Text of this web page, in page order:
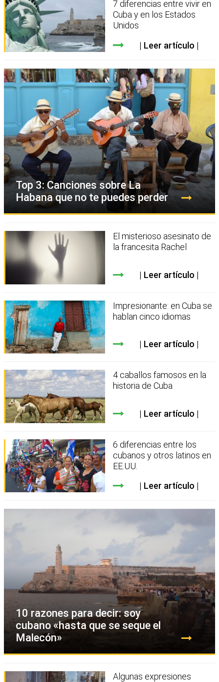
7 diferencias entre vivir en
Cuba y en los Estados
Unidos
Leer artículo
Top 3: Canciones sobre La
Habana que no te puedes perder
El misterioso asesinato de
la francesita Rachel
Leer artículo
Impresionante: en Cuba se
hablan cinco idiomas
Leer artículo
4 caballos famosos en la
historia de Cuba
Leer artículo
6 diferencias entre los
cubanos y otros latinos en
EE.UU.
Leer artículo
10 razones para decir: soy
cubano «hasta que se seque el
Malecón»
Algunas expresiones